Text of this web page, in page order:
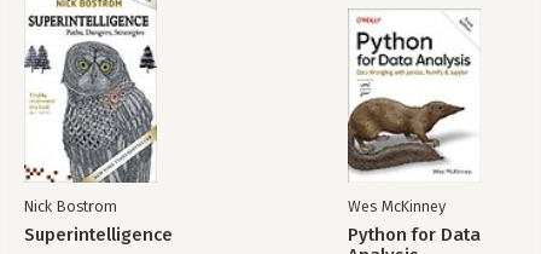
Nick Bostrom
Superintelligence
Wes McKinney
Python for Data